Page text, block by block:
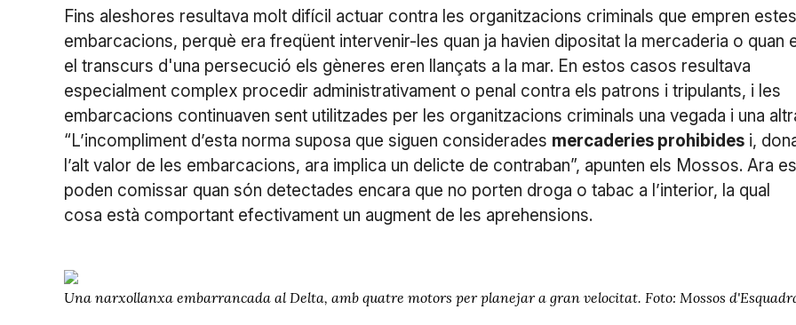
Fins aleshores resultava molt difícil actuar contra les organitzacions criminals que empren estes
embarcacions, perquè era freqüent intervenir-les quan ja havien dipositat la mercaderia o quan
el transcurs d'una persecució els gèneres eren llançats a la mar. En estos casos resultava
especialment complex procedir administrativament o penal contra els patrons i tripulants, i les
embarcacions continuaven sent utilitzades per les organitzacions criminals una vegada i una
“L’incompliment d’esta norma suposa que siguen considerades mercaderies prohibides i,
l’alt valor de les embarcacions, ara implica un delicte de contraban”, apunten els Mossos. Ara es
poden comissar quan són detectades encara que no porten droga o tabac a l’interior, la qual
cosa està comportant efectivament un augment de les aprehensions.
Una narxollanxa embarrancada al Delta, amb quatre motors per planejar a gran velocitat. Foto: Mossos